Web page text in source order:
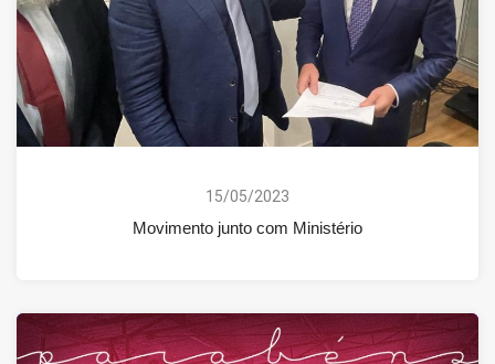
15/05/2023
Movimento junto com Ministério